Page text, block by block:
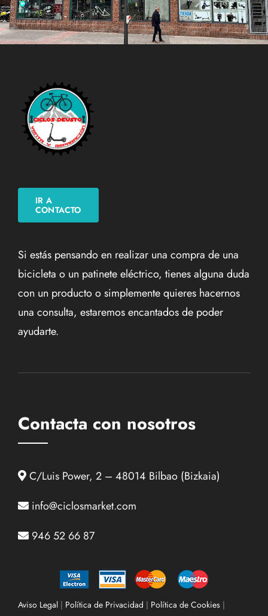
IR A
CONTACTO
Si estás pensando en realizar una compra de una
bicicleta o un patinete eléctrico, tienes alguna duda
con un producto o simplemente quieres hacernos
una consulta, estaremos encantados de poder
ayudarte.
Contacta con nosotros
C/Luis Power, 2 – 48014 Bilbao (Bizkaia)
info@ciclosmarket.com
946 52 66 87
Aviso Legal | Política de Privacidad | Política de Cookies |